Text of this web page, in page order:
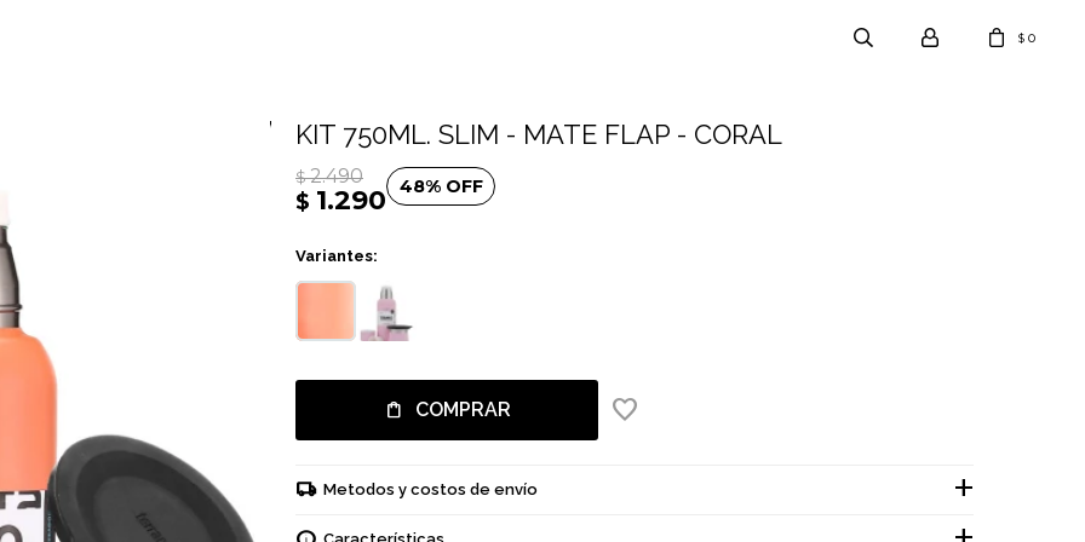
$ 0
KIT 750ML. SLIM - MATE FLAP - CORAL
$ 1.290
$ 2.490 48
Variantes:
COMPRAR
Metodos y costos de envío